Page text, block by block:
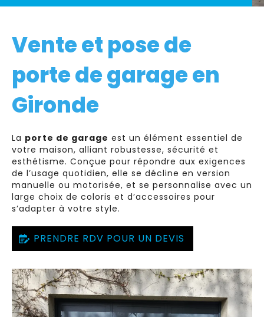
Vente et pose de
porte de garage en
Gironde
La porte de garage est un élément essentiel de
votre maison, alliant robustesse, sécurité et
esthétisme. Conçue pour répondre aux exigences
de l’usage quotidien, elle se décline en version
manuelle ou motorisée, et se personnalise avec un
large choix de coloris et d’accessoires pour
s’adapter à votre style.
PRENDRE RDV POUR UN DEVIS